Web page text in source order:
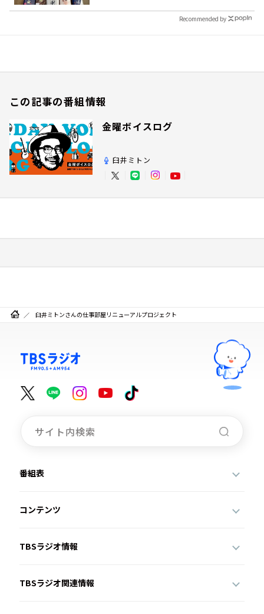
Recommended by
この記事の番組情報
金曜ボイスログ
臼井ミトン
臼井ミトンさんの仕事部屋リニューアルプロジェクト
番組表
コンテンツ
TBSラジオ情報
TBSラジオ関連情報